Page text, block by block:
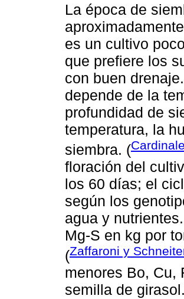
La época de
es un cultivo
que prefiere los
con buen
depende de la
profundidad de
temperatura, la
siembra. (
floración del
los 60 días; el
según los
agua y
Mg-S en kg por
(Zaffaroni y
menores Bo, Cu,
semilla de girasol.